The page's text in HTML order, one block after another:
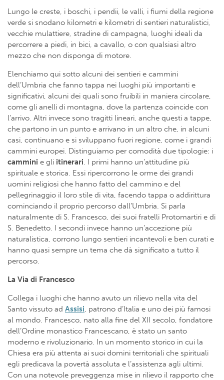
Lungo le creste, i boschi, i pendii, le valli, i fiumi della regione
verde si snodano kilometri e kilometri di sentieri naturalistici,
vecchie mulattiere, stradine di campagna, luoghi ideali da
percorrere a piedi, in bici, a cavallo, o con qualsiasi altro
mezzo che non disponga di motore.
Elenchiamo qui sotto alcuni dei sentieri e cammini
dell’Umbria che fanno tappa nei luoghi più importanti e
significativi, alcuni dei quali sono fruibili in maniera circolare,
come gli anelli di montagna, dove la partenza coincide con
l’arrivo. Altri invece sono tragitti lineari, anche questi a tappe,
che partono in un punto e arrivano in un altro che, in alcuni
casi, continuano e si sviluppano fuori regione, come i grandi
cammini europei. Distinguiamo per comodità due tipologie: i
cammini e gli itinerari. I primi hanno un’attitudine più
spirituale e storica. Essi ripercorrono le orme dei grandi
uomini religiosi che hanno fatto del cammino e del
pellegrinaggio il loro stile di vita, facendo tappa o addirittura
cominciando il proprio percorso dall’Umbria. Si parla
naturalmente di S. Francesco, dei suoi fratelli Protomartiri e di
S. Benedetto. I secondi invece hanno un’accezione più
naturalistica, corrono lungo sentieri incantevoli e ben curati e
hanno quasi sempre un tema che dà significato a tutto il
percorso.
La Via di Francesco
Collega i luoghi che hanno avuto un rilievo nella vita del
Santo vissuto ad Assisi, patrono d’Italia e uno dei più famosi
al mondo. Francesco, nato alla fine del XII secolo, fondatore
dell’Ordine monastico Francescano, è stato un santo
moderno e rivoluzionario. In un momento storico in cui la
Chiesa era più attenta ai suoi domini territoriali che spirituali
egli predicava la povertà assoluta e l’assistenza agli ultimi.
Con una notevole preveggenza mise in rilievo il rapporto che